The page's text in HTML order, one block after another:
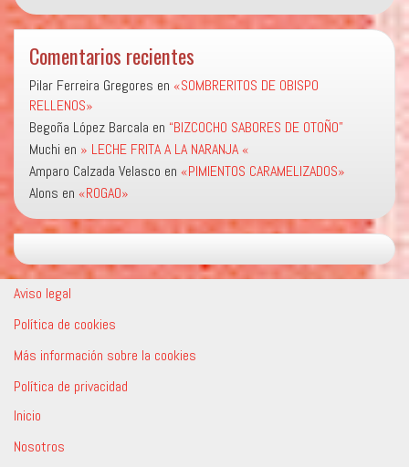
Comentarios recientes
Pilar Ferreira Gregores en «SOMBRERITOS DE OBISPO
RELLENOS»
Begoña López Barcala en “BIZCOCHO SABORES DE OTOÑO”
Muchi en » LECHE FRITA A LA NARANJA «
Amparo Calzada Velasco en «PIMIENTOS CARAMELIZADOS»
Alons en «ROGAO»
Aviso legal
Política de cookies
Más información sobre la cookies
Política de privacidad
Inicio
Nosotros